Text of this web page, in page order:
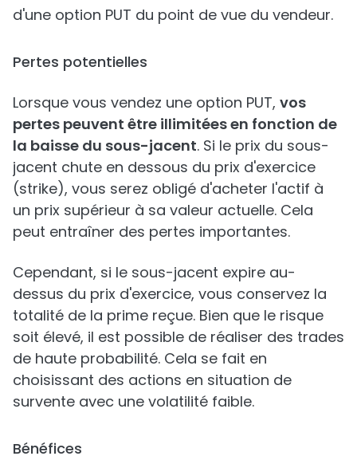
d'une option PUT du point de vue du vendeur.
Pertes potentielles
Lorsque vous vendez une option PUT, vos
pertes peuvent être illimitées en fonction de
la baisse du sous-jacent. Si le prix du sous-
jacent chute en dessous du prix d'exercice
(strike), vous serez obligé d'acheter l'actif à
un prix supérieur à sa valeur actuelle. Cela
peut entraîner des pertes importantes.
Cependant, si le sous-jacent expire au-
dessus du prix d'exercice, vous conservez la
totalité de la prime reçue. Bien que le risque
soit élevé, il est possible de réaliser des trades
de haute probabilité. Cela se fait en
choisissant des actions en situation de
survente avec une volatilité faible.
Bénéfices